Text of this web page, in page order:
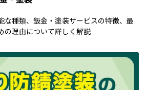
な種類、鈑金・塗装サービスの特徴、最
の理由について詳しく解説